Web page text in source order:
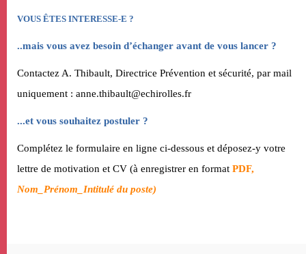
VOUS ÊTES INTERESSE-E ?
..mais vous avez besoin d’échanger avant de vous lancer ?
Contactez A. Thibault, Directrice Prévention et sécurité, par mail
uniquement : anne.thibault@echirolles.fr
...et vous souhaitez postuler ?
Complétez le formulaire en ligne ci-dessous et déposez-y votre
lettre de motivation et CV (à enregistrer en format PDF,
Nom_Prénom_Intitulé du poste)